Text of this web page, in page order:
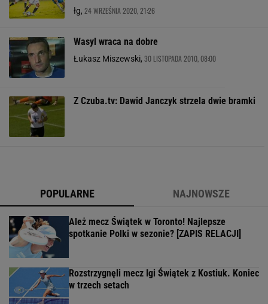
łg, 24 WRZEŚNIA 2020, 21:26
Wasyl wraca na dobre
Łukasz Miszewski, 30 LISTOPADA 2010, 08:00
Z Czuba.tv: Dawid Janczyk strzela dwie bramki
POPULARNE NAJNOWSZE
Ależ mecz Świątek w Toronto! Najlepsze
spotkanie Polki w sezonie? [ZAPIS RELACJI]
Rozstrzygnęli mecz Igi Świątek z Kostiuk. Koniec
w trzech setach